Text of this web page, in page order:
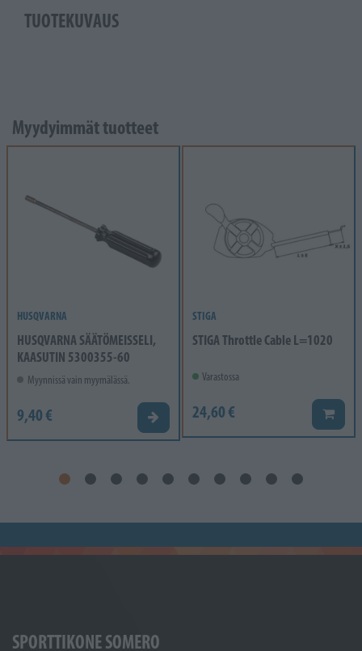
TUOTEKUVAUS
Myydyimmät tuotteet
HUSQVARNA
HUSQVARNA SÄÄTÖMEISSELI,
KAASUTIN 5300355-60
Myynnissä vain myymälässä.
9,40 € Valitse vaihtoehto
STIGA
STIGA Throttle Cable L=1020
Varastossa
24,60 € Lisää
SPORTTIKONE SOMERO